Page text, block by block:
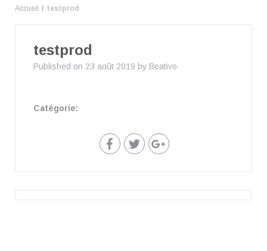
Accueil testprod
testprod
Published on 23 août 2019 by Beativo
Catégorie: